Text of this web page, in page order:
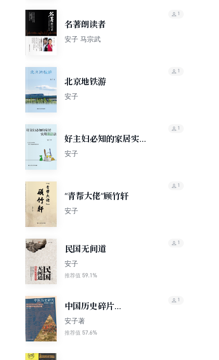
名著朗读者
安子 马宗武
1
北京地铁游
安子
1
好主妇必知的家居实用
清洁法
安子
1
“青帮大佬”顾竹轩
安子
1
民国无间道
安子
推荐值 59.1%
1
中国历史碎片
（1840~1949）
安子著
推荐值 57.6%
1